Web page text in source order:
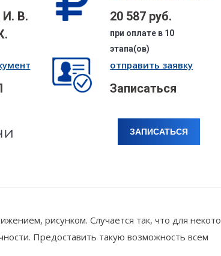
И. В.
20 587 руб.
при оплате в 10
этапа(ов)
отправить заявку
Записаться
ЗАПИСАТЬСЯ
рисунком. Случается так, что для
Предоставить такую возможность всем